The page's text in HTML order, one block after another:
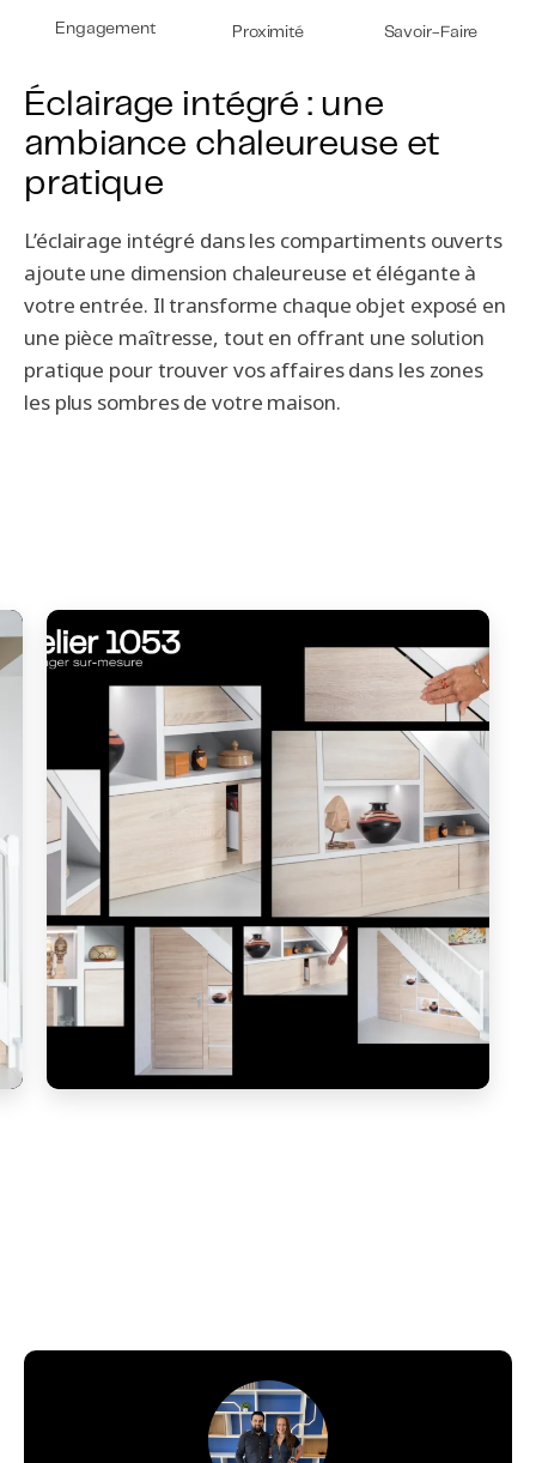
Engagement Proximité Savoir-Faire
Éclairage intégré : une
ambiance chaleureuse et
pratique
L’éclairage intégré dans les compartiments ouverts
ajoute une dimension chaleureuse et élégante à
votre entrée. Il transforme chaque objet exposé en
une pièce maîtresse, tout en offrant une solution
pratique pour trouver vos affaires dans les zones
les plus sombres de votre maison.